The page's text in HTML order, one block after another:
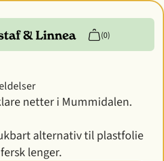
(0)
" By
netter i Mummidalen.
alternativ til plastfolie
lenger.